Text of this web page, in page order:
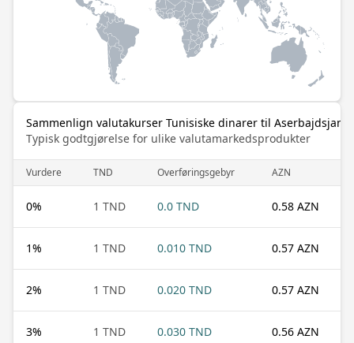
Sammenlign valutakurser Tunisiske dinarer til
Typisk godtgjørelse for ulike valutamarkedsprodukter
Vurdere TND Overføringsgebyr AZN
0% 1 TND 0.0 TND 0.58 AZN
1% 1 TND 0.010 TND 0.57 AZN
2% 1 TND 0.020 TND 0.57 AZN
3% 1 TND 0.030 TND 0.56 AZN